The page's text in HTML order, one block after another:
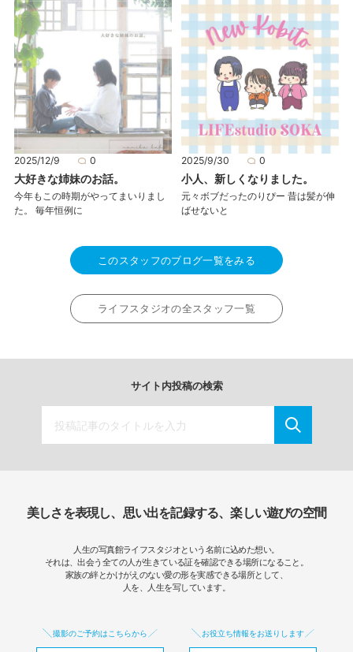
2025/12/9 0
大好きな姉妹のお話。
今年もこの時期がやってまいりまし
た。 毎年恒例に
2025/9/30 0
小人、新しくなりました。
元々ボブだったのりぴー 昔は髪が伸
ばせないと
このスタッフのブログ一覧をみる
ライフスタジオの全スタッフ一覧
サイト内投稿の検索
美しさを表現し、思い出を記録する、楽しい遊びの空間
人生の写真館ライフスタジオという名前に込めた想い。
それは、出会う全ての人が生きている証を確認できる場所になること。
家族の絆とかけがえのない愛の形を実感できる場所として、
人を、人生を写しています。
撮影のご予約はこちらから お役立ち情報をお送りします